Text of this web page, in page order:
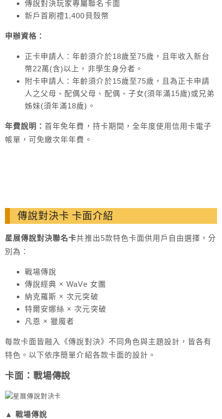
傳說對決玩家專屬聯名卡面
新戶首刷禮1,400貝殼幣
申辦資格：
正卡申請人：年齡須介於18歲至75歲，且年收入新台
幣22萬(含)以上，非學生身分者。
附卡申請人：年齡須介於15歲至75歲，且為正卡申請
人之父母、配偶父母、配偶、子女(須年滿15歲)或兄弟
姊妹(須年滿18歲)。
年費說明：首年免年費，持卡期間，全年度使用信用卡電子
帳單，可免繳次年年費。
傳說對決卡 卡面介紹
星展傳說對決聯名卡共推出5款特色卡面供用戶自由選擇，分
別為：
戰場傳說
傳說經典 × WaVe 女團
納克羅斯 × 次元突破
特爾安娜絲 × 次元突破
凡恩 × 獵魔者
每款卡面皆融入《傳說對決》不同角色與主題設計，皆各有
特色。以下依序簡單介紹各款卡面的設計。
卡面：戰場傳說
▲ 戰場傳說